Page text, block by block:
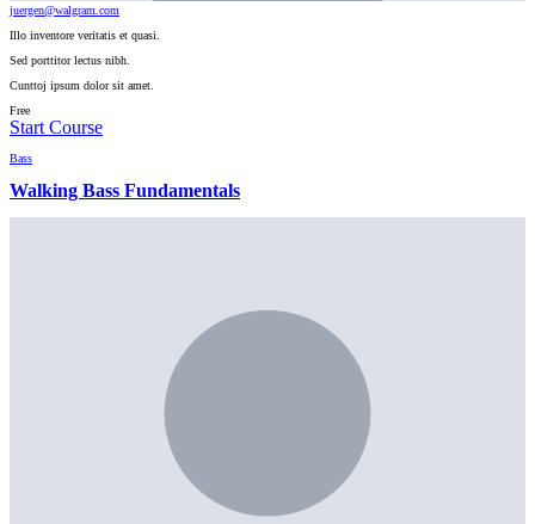
juergen@walgram.com
Illo inventore veritatis et quasi.
Sed porttitor lectus nibh.
Cunttoj ipsum dolor sit amet.
Free
Start Course
Bass
Walking Bass Fundamentals